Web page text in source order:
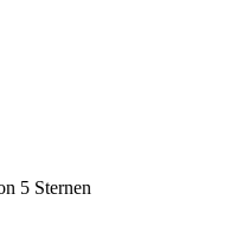
5 Sternen